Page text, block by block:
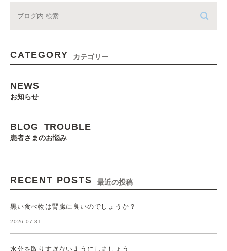
CATEGORY カテゴリー
NEWS
お知らせ
BLOG_TROUBLE
患者さまのお悩み
RECENT POSTS 最近の投稿
黒い食べ物は腎臓に良いのでしょうか？
2026.07.31
水分を取りすぎないようにしましょう